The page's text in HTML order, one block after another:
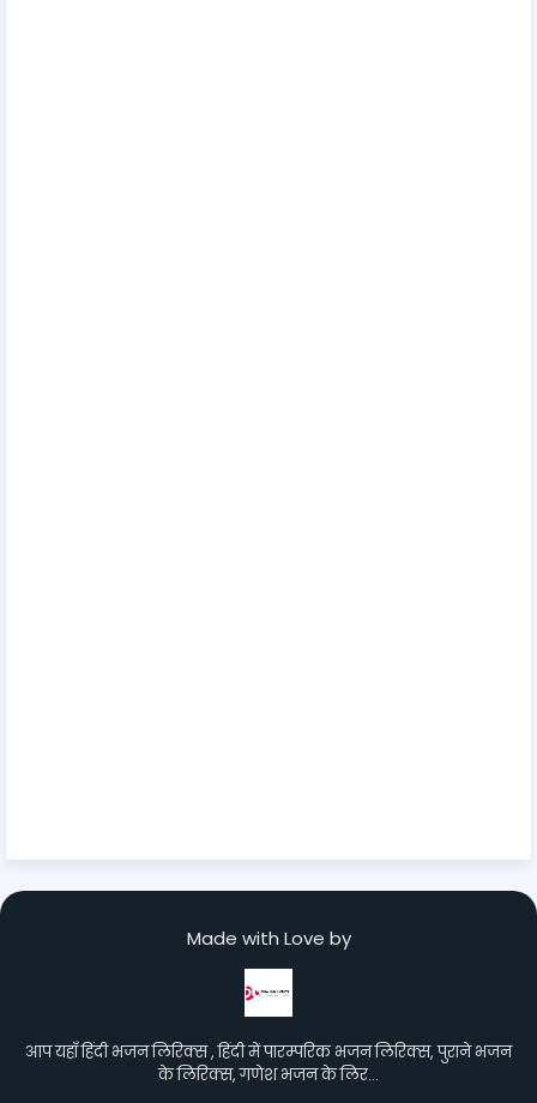
Made with Love by
आप यहाँ हिंदी भजन लिरिक्स , हिंदी में पारम्परिक भजन लिरिक्स, पुराने भजन
के लिरिक्स, गणेश भजन के लिर…